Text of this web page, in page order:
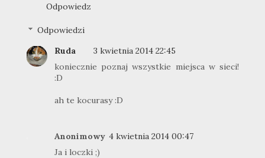
Odpowiedz
Odpowiedzi
Ruda
3 kwietnia 2014 22:45
koniecznie poznaj wszystkie miejsca w sieci!
:D
ah te kocurasy :D
Anonimowy 4 kwietnia 2014 00:47
Ja i loczki ;)